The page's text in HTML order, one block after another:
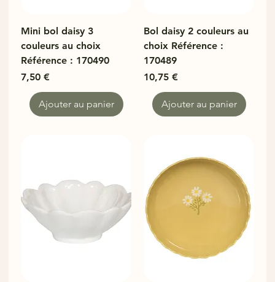
Mini bol daisy 3
couleurs au choix
Référence : 170490
Prix
7,50 €
Ajouter au panier
Bol daisy 2 couleurs au
choix Référence :
170489
Prix
10,75 €
Ajouter au panier